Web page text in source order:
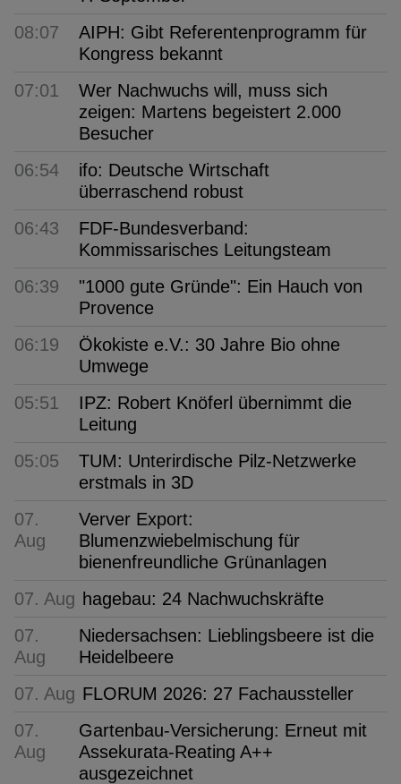
08:07
AIPH: Gibt Referentenprogramm für
Kongress bekannt
07:01
Wer Nachwuchs will, muss sich
zeigen: Martens begeistert 2.000
Besucher
06:54
ifo: Deutsche Wirtschaft
überraschend robust
06:43
FDF-Bundesverband:
Kommissarisches Leitungsteam
06:39
"1000 gute Gründe": Ein Hauch von
Provence
06:19
Ökokiste e.V.: 30 Jahre Bio ohne
Umwege
05:51
IPZ: Robert Knöferl übernimmt die
Leitung
05:05
TUM: Unterirdische Pilz-Netzwerke
erstmals in 3D
07.
Aug
Verver Export:
Blumenzwiebelmischung für
bienenfreundliche Grünanlagen
07. Aug hagebau: 24 Nachwuchskräfte
07.
Aug
Niedersachsen: Lieblingsbeere ist die
Heidelbeere
07. Aug FLORUM 2026: 27 Fachaussteller
07.
Aug
Gartenbau-Versicherung: Erneut mit
Assekurata-Reating A++
ausgezeichnet